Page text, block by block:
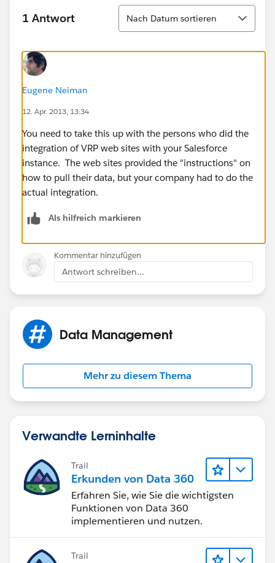
1 Antwort
Sortieren
Nach Datum sortieren
Eugene Neiman
12. Apr. 2013, 13:34
You need to take this up with the persons who did the
integration of VRP web sites with your Salesforce
instance. The web sites provided the "instructions" on
how to pull their data, but your company had to do the
actual integration.
Als hilfreich markieren
Kommentar hinzufügen
Antwort schreiben...
Data Management
Mehr zu diesem Thema
Verwandte Lerninhalte
Trail
Erkunden von Data 360
Erfahren Sie, wie Sie die wichtigsten
Funktionen von Data 360
implementieren und nutzen.
Trail